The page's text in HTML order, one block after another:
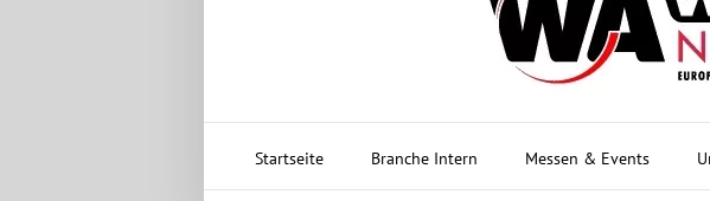
Startseite Branche Intern Messen & Events